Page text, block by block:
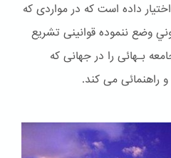
داده است که در مواردی که
وضع ننموده قوانینی تشریع
بـهائی را در جهانی که
راهنمائی می کند.